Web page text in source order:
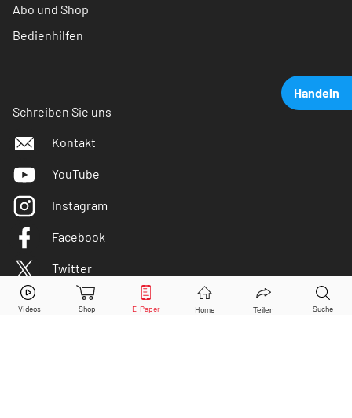
Handeln
Netflix Aktie jetzt handeln?
Abo und Shop
Bedienhilfen
Schreiben Sie uns
Kontakt
YouTube
Instagram
Facebook
Twitter